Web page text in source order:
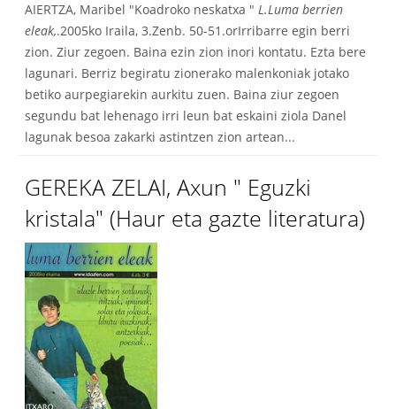
AIERTZA, Maribel "Koadroko neskatxa " L.Luma berrien
eleak,.2005ko Iraila, 3.Zenb. 50-51.orIrribarre egin berri
zion. Ziur zegoen. Baina ezin zion inori kontatu. Ezta bere
lagunari. Berriz begiratu zionerako malenkoniak jotako
betiko aurpegiarekin aurkitu zuen. Baina ziur zegoen
segundu bat lehenago irri leun bat eskaini ziola Danel
lagunak besoa zakarki astintzen zion artean...
GEREKA ZELAI, Axun " Eguzki
kristala" (Haur eta gazte literatura)